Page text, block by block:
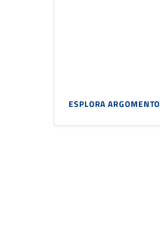
ESPLORA ARGOMENTO